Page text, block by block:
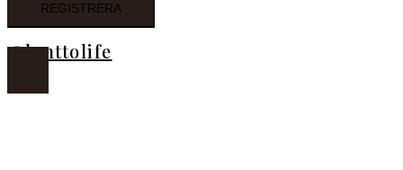
@lanttolife